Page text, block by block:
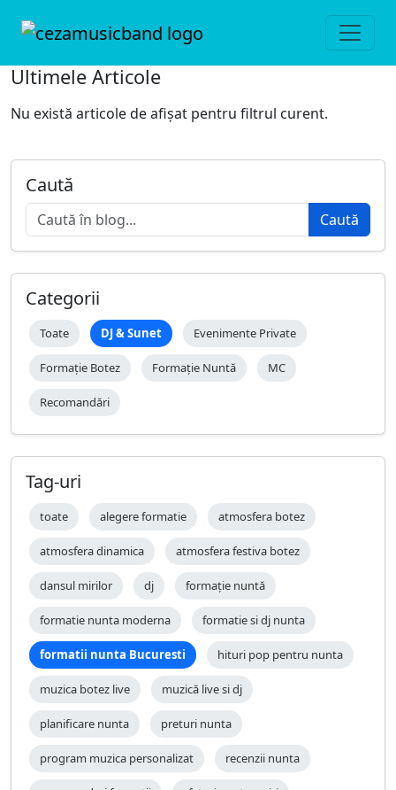
Ultimele Articole
Nu există articole de afișat pentru filtrul curent.
Caută
Caută
Categorii
Toate DJ & Sunet Evenimente Private
Formație Botez Formație Nuntă MC
Recomandări
Tag-uri
toate alegere formatie atmosfera botez
atmosfera dinamica atmosfera festiva botez
dansul mirilor dj formație nuntă
formatie nunta moderna formatie si dj nunta
formatii nunta Bucuresti hituri pop pentru nunta
muzica botez live muzică live si dj
planificare nunta preturi nunta
program muzica personalizat recenzii nunta